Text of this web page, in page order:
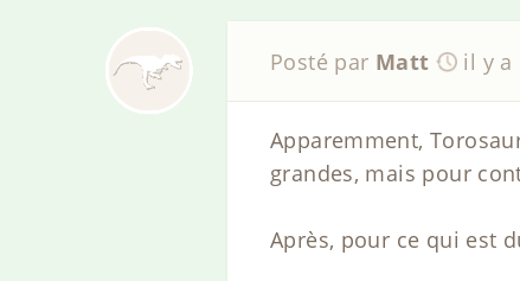
Posté par Matt il y a
Apparemment,
grandes, mais pour
Après, pour ce qui est